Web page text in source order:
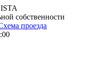
собственности
проезда